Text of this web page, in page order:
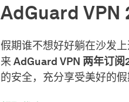
AdGuard VPN
假期谁不想好好躺在沙发
来AdGuard VPN 两年订阅
的安全，充分享受美好的假